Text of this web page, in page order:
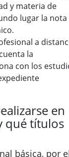
y materia de
lugar la nota
a
la
con los
en
qué títulos
básica, por